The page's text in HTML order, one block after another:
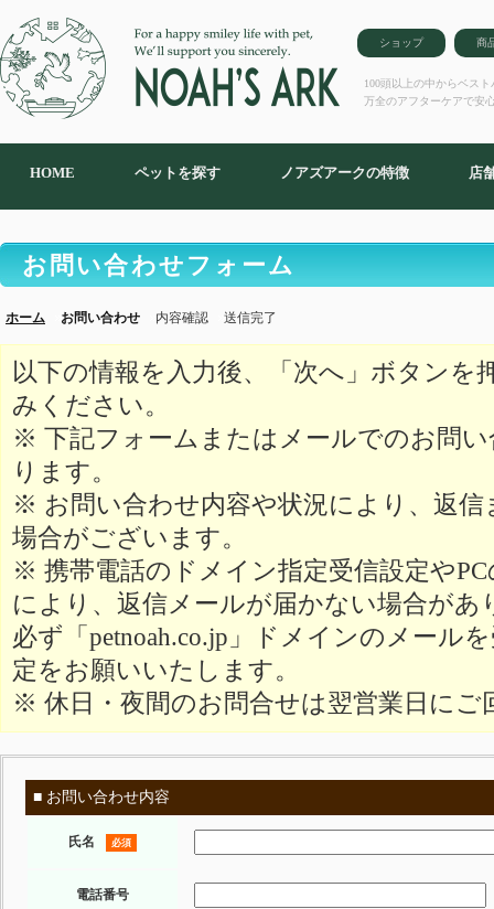
ショップ 商
100頭以上の中からベス
万全のアフターケアで安
HOME ペットを探す ノアズアークの特徴 店
お問い合わせフォーム
ホーム お問い合わせ 内容確認 送信完了
以下の情報を入力後、「次へ」ボタンを
みください。
※ 下記フォームまたはメールでのお問
ります。
※ お問い合わせ内容や状況により、返
場合がございます。
※ 携帯電話のドメイン指定受信設定や
により、返信メールが届かない場合があ
必ず「petnoah.co.jp」ドメインのメール
定をお願いいたします。
※ 休日・夜間のお問合せは翌営業日にご
■ お問い合わせ内容
氏名 必須
電話番号